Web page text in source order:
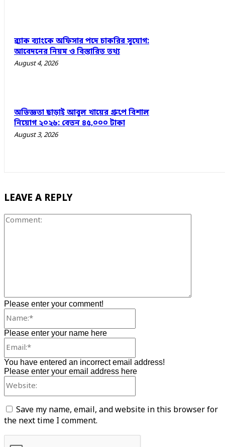
ব্র্যাক ব্যাংকে অফিসার পদে চাকরির সুযোগ:
আবেদনের নিয়ম ও বিস্তারিত তথ্য
August 4, 2026
অভিজ্ঞতা ছাড়াই আবুল খায়ের গ্রুপে বিশাল
নিয়োগ ২০২৬: বেতন ৪৫,০০০ টাকা
August 3, 2026
LEAVE A REPLY
Please enter your comment!
Please enter your name here
You have entered an incorrect email address!
Please enter your email address here
Save my name, email, and website in this browser for
the next time I comment.